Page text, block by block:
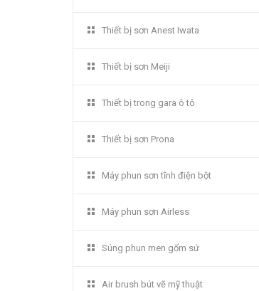
Thiết bị sơn Anest Iwata
Thiết bị sơn Meiji
Thiết bị trong gara ô tô
Thiết bị sơn Prona
Máy phun sơn tĩnh điện bột
Máy phun sơn Airless
Súng phun men gốm sứ
Air brush bút vẽ mỹ thuật